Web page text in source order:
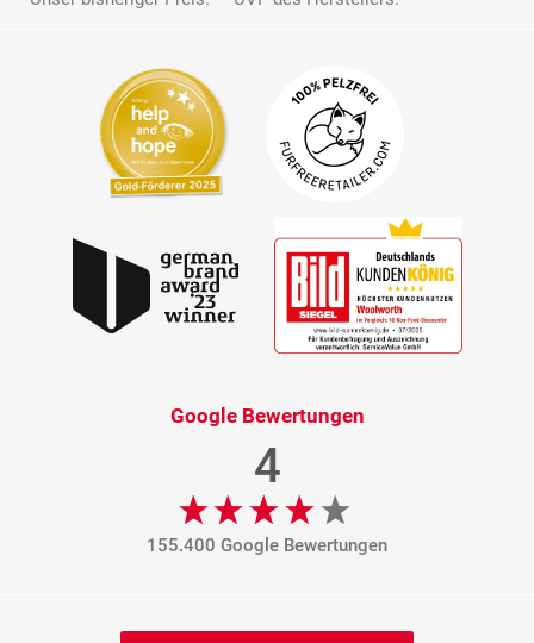
Google Bewertungen
4
155.400 Google Bewertungen